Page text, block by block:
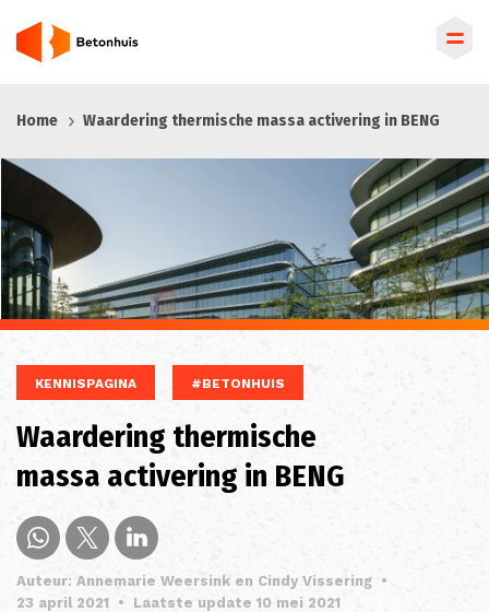
en
gaan
Home Waardering thermische massa activering in BENG
KENNISPAGINA #BETONHUIS
Waardering thermische
massa activering in BENG
Auteur: Annemarie Weersink en Cindy Vissering •
23 april 2021
• Laatste update 10 mei 2021